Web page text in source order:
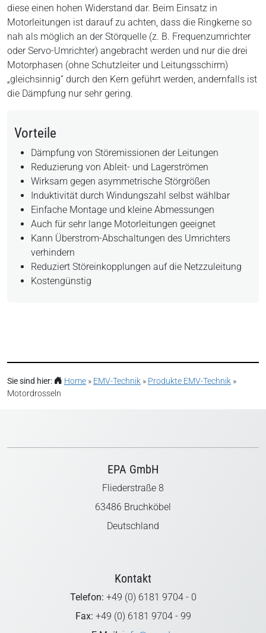
diese einen hohen Widerstand dar. Beim Einsatz in
Motorleitungen ist darauf zu achten, dass die Ringkerne so
nah als möglich an der Störquelle (z. B. Frequenzumrichter
oder Servo-Umrichter) angebracht werden und nur die drei
Motorphasen (ohne Schutzleiter und Leitungsschirm)
„gleichsinnig“ durch den Kern geführt werden, andernfalls ist
die Dämpfung nur sehr gering.
Vorteile
Dämpfung von Störemissionen der Leitungen
Reduzierung von Ableit- und Lagerströmen
Wirksam gegen asymmetrische Störgrößen
Induktivität durch Windungszahl selbst wählbar
Einfache Montage und kleine Abmessungen
Auch für sehr lange Motorleitungen geeignet
Kann Überstrom-Abschaltungen des Umrichters
verhindern
Reduziert Störeinkopplungen auf die Netzzuleitung
Kostengünstig
Sie sind hier: Home » EMV-Technik » Produkte EMV-Technik »
Motordrosseln
EPA GmbH
Fliederstraße 8
63486 Bruchköbel
Deutschland
Kontakt
Telefon: +49 (0) 6181 9704 - 0
Fax: +49 (0) 6181 9704 - 99